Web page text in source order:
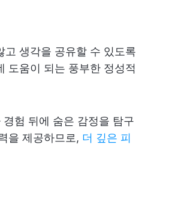
생각을 공유할 수 있도록
도움이 되는 풍부한 정성적
험 뒤에 숨은 감정을 탐구
을 제공하므로, 더 깊은 피